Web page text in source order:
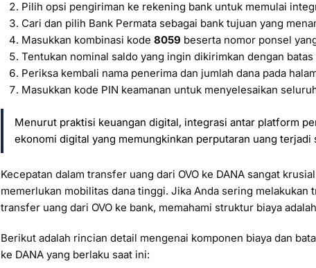
Pilih opsi pengiriman ke rekening bank untuk memulai
Cari dan pilih Bank Permata sebagai bank tujuan yang
Masukkan kombinasi kode 8059 beserta nomor ponsel
Tentukan nominal saldo yang ingin dikirimkan dengan batas
Periksa kembali nama penerima dan jumlah dana pada
Masukkan kode PIN keamanan untuk menyelesaikan
Menurut praktisi keuangan digital, integrasi antar platform
ekonomi digital yang memungkinkan perputaran uang
Kecepatan dalam transfer uang dari OVO ke DANA sangat
memerlukan mobilitas dana tinggi. Jika Anda sering melakukan
transfer uang dari OVO ke bank, memahami struktur biaya
Berikut adalah rincian detail mengenai komponen biaya dan
ke DANA yang berlaku saat ini: